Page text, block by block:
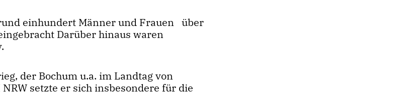
einhundert Männer und Frauen über
Darüber hinaus waren
der Bochum u.a. im Landtag von
setzte er sich insbesondere für die